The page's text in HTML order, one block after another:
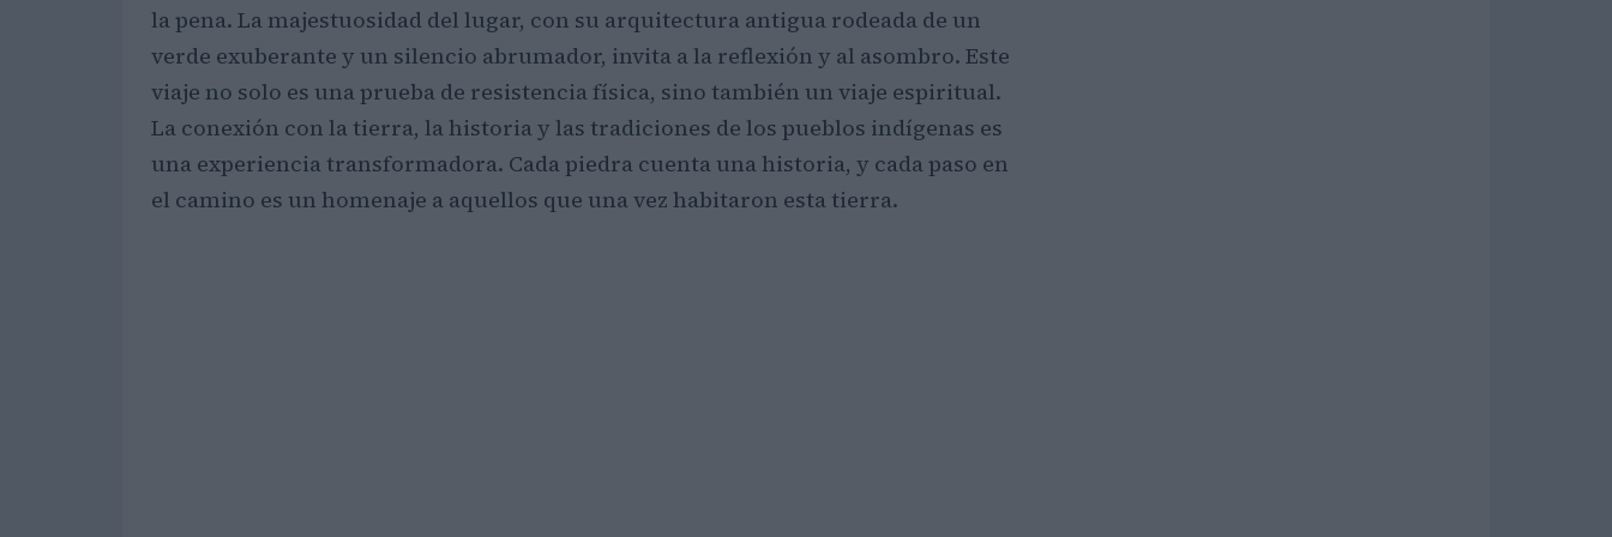
la pena. La majestuosidad del lugar, con su arquitectura antigua rodeada de un
verde exuberante y un silencio abrumador, invita a la reflexión y al asombro. Este
viaje no solo es una prueba de resistencia física, sino también un viaje espiritual.
La conexión con la tierra, la historia y las tradiciones de los pueblos indígenas es
una experiencia transformadora. Cada piedra cuenta una historia, y cada paso en
el camino es un homenaje a aquellos que una vez habitaron esta tierra.